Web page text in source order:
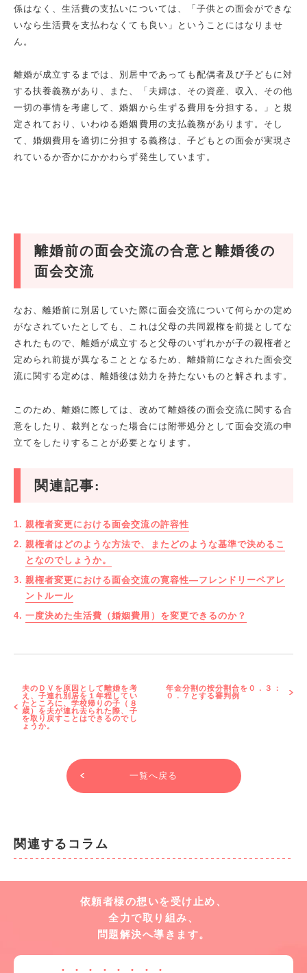
係はなく、生活費の支払いについては、「子供との面会ができな
いなら生活費を支払わなくても良い」ということにはなりませ
ん。
離婚が成立するまでは、別居中であっても配偶者及び子どもに対
する扶養義務があり、また、「夫婦は、その資産、収入、その他
一切の事情を考慮して、婚姻から生ずる費用を分担する。」と規
定されており、いわゆる婚姻費用の支払義務があります。そし
て、婚姻費用を適切に分担する義務は、子どもとの面会が実現さ
れているか否かにかかわらず発生しています。
離婚前の面会交流の合意と離婚後の
面会交流
なお、離婚前に別居していた際に面会交流について何らかの定め
がなされていたとしても、これは父母の共同親権を前提としてな
されたもので、離婚が成立すると父母のいずれかが子の親権者と
定められ前提が異なることとなるため、離婚前になされた面会交
流に関する定めは、離婚後は効力を持たないものと解されます。
このため、離婚に際しては、改めて離婚後の面会交流に関する合
意をしたり、裁判となった場合には附帯処分として面会交流の申
立てをしたりすることが必要となります。
関連記事:
親権者変更における面会交流の許容性
親権者はどのような方法で、またどのような基準で決めるこ
となのでしょうか。
親権者変更における面会交流の寛容性―フレンドリーペアレ
ントルール
一度決めた生活費（婚姻費用）を変更できるのか？
夫のＤＶを原因として離婚を考
え、子連れ別居を１年程してい
たところに、学校帰りの子（８
歳）を夫が連れ去られた際、子
を取り戻すことはできるのでし
ょうか。
年金分割の按分割合を０．３：
０．７とする審判例
一覧へ戻る
関連するコラム
依頼者様の想いを受け止め、
全力で取り組み、
問題解決へ導きます。